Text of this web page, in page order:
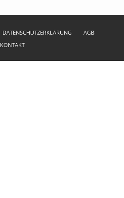
DATENSCHUTZERKLÄRUNG
AGB
KONTAKT